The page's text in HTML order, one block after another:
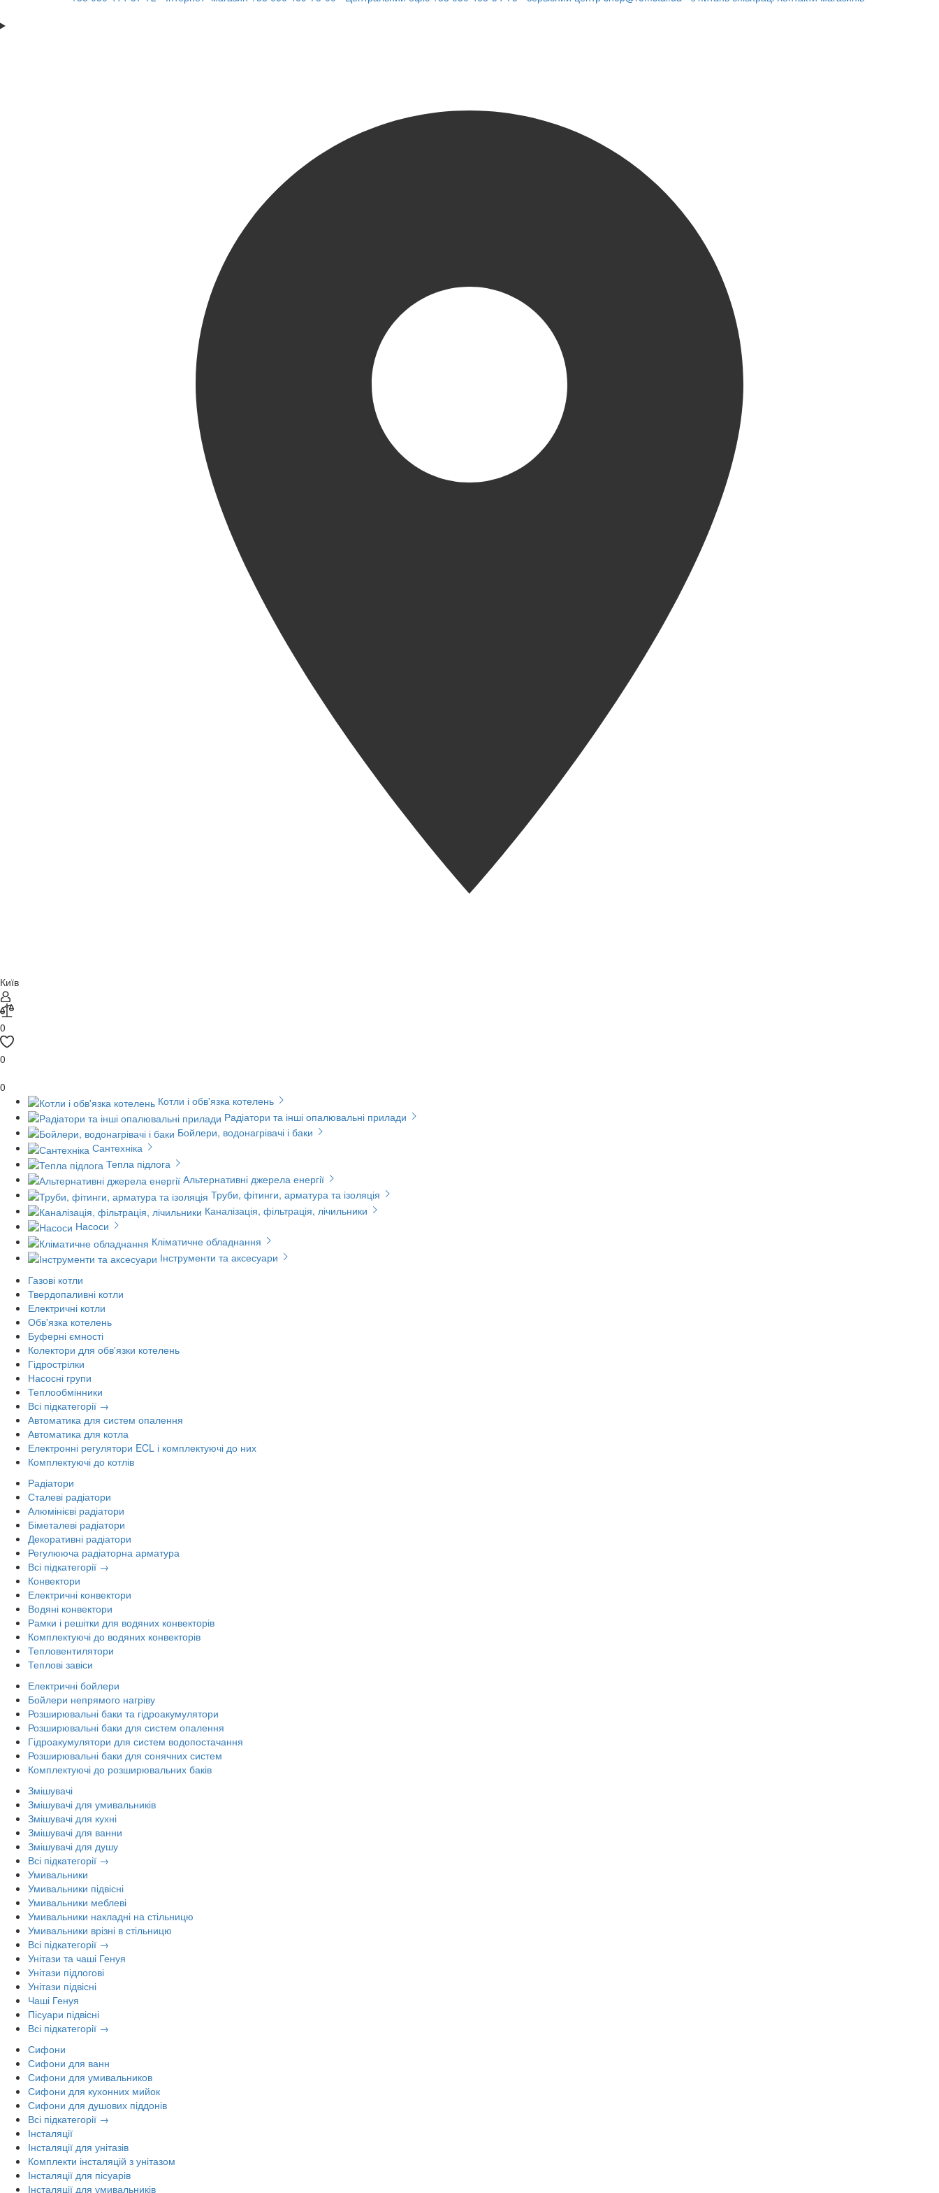
Київ
0
0
0
Котли і обв'язка котелень
Радіатори та інші опалювальні прилади
Бойлери, водонагрівачі і баки
Сантехніка
Тепла підлога
Альтернативні джерела енергії
Труби, фітинги, арматура та ізоляція
Каналізація, фільтрація, лічильники
Насоси
Кліматичне обладнання
Інструменти та аксесуари
Газові котли
Твердопаливні котли
Електричні котли
Обв'язка котелень
Буферні ємності
Колектори для обв'язки котелень
Гідрострілки
Насосні групи
Теплообмінники
Всі підкатегорії →
Автоматика для систем опалення
Автоматика для котла
Електронні регулятори ECL і комплектуючі до них
Комплектуючі до котлів
Радіатори
Сталеві радіатори
Алюмінієві радіатори
Біметалеві радіатори
Декоративні радіатори
Регулююча радіаторна арматура
Всі підкатегорії →
Конвектори
Електричні конвектори
Водяні конвектори
Рамки і решітки для водяних конвекторів
Комплектуючі до водяних конвекторів
Тепловентилятори
Теплові завіси
Електричні бойлери
Бойлери непрямого нагріву
Розширювальні баки та гідроакумулятори
Розширювальні баки для систем опалення
Гідроакумулятори для систем водопостачання
Розширювальні баки для сонячних систем
Комплектуючі до розширювальних баків
Змішувачі
Змішувачі для умивальників
Змішувачі для кухні
Змішувачі для ванни
Змішувачі для душу
Всі підкатегорії →
Умивальники
Умивальники підвісні
Умивальники меблеві
Умивальники накладні на стільницю
Умивальники врізні в стільницю
Всі підкатегорії →
Унітази та чаші Генуя
Унітази підлогові
Унітази підвісні
Чаші Генуя
Пісуари підвісні
Всі підкатегорії →
Сифони
Сифони для ванн
Сифони для умивальников
Сифони для кухонних мийок
Сифони для душових піддонів
Всі підкатегорії →
Інсталяції
Інсталяції для унітазів
Комплекти інсталяцій з унітазом
Інсталяції для пісуарів
Інсталяції для умивальників